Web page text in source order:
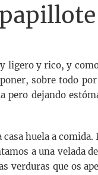
ligero y rico, y
sobre todo por
dejando
huela a
a una velada
verduras que os